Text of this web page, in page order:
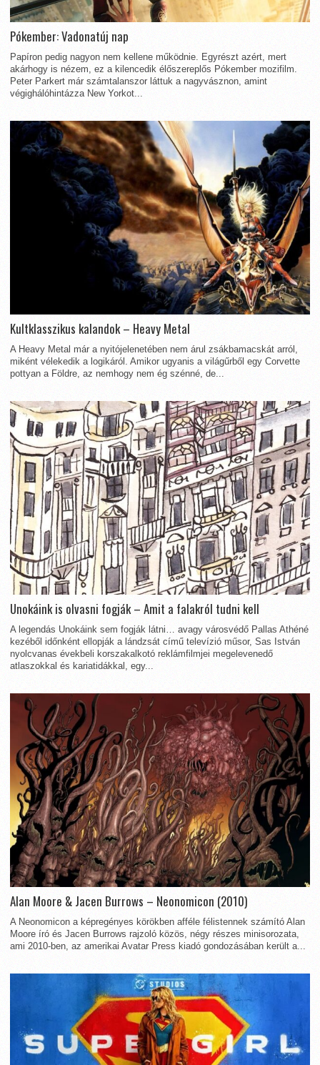
Pókember: Vadonatúj nap
Papíron pedig nagyon nem kellene működnie. Egyrészt azért, mert
akárhogy is nézem, ez a kilencedik élőszereplős Pókember mozifilm.
Peter Parkert már számtalanszor láttuk a nagyvásznon, amint
végighálóhintázza New Yorkot...
Kultklasszikus kalandok – Heavy Metal
A Heavy Metal már a nyitójelenetében nem árul zsákbamacskát arról,
miként vélekedik a logikáról. Amikor ugyanis a világűrből egy Corvette
pottyan a Földre, az nemhogy nem ég szénné, de...
Unokáink is olvasni fogják – Amit a falakról tudni kell
A legendás Unokáink sem fogják látni… avagy városvédő Pallas Athéné
kezéből időnként ellopják a lándzsát című televízió műsor, Sas István
nyolcvanas évekbeli korszakalkotó reklámfilmjei megelevenedő
atlaszokkal és kariatidákkal, egy...
Alan Moore & Jacen Burrows – Neonomicon (2010)
A Neonomicon a képregényes körökben afféle félistennek számító Alan
Moore író és Jacen Burrows rajzoló közös, négy részes minisorozata,
ami 2010-ben, az amerikai Avatar Press kiadó gondozásában került a...